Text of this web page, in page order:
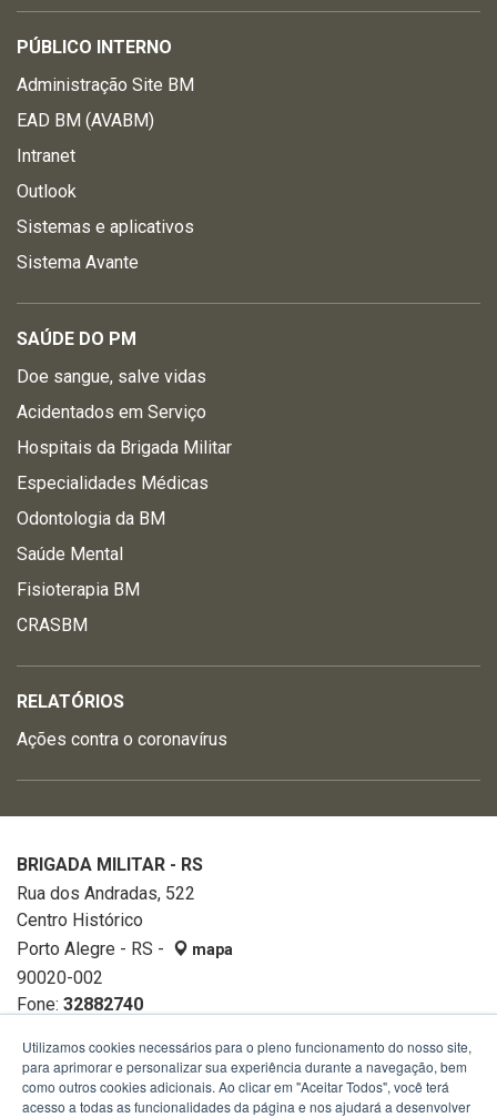
PÚBLICO INTERNO
Administração Site BM
EAD BM (AVABM)
Intranet
Outlook
Sistemas e aplicativos
Sistema Avante
SAÚDE DO PM
Doe sangue, salve vidas
Acidentados em Serviço
Hospitais da Brigada Militar
Especialidades Médicas
Odontologia da BM
Saúde Mental
Fisioterapia BM
CRASBM
RELATÓRIOS
Ações contra o coronavírus
BRIGADA MILITAR - RS
Rua dos Andradas, 522
Centro Histórico
Porto Alegre - RS -
mapa
90020-002
Fone: 32882740
Utilizamos cookies necessários para o pleno funcionamento do nosso site,
para aprimorar e personalizar sua experiência durante a navegação, bem
como outros cookies adicionais. Ao clicar em "Aceitar Todos", você terá
acesso a todas as funcionalidades da página e nos ajudará a desenvolver